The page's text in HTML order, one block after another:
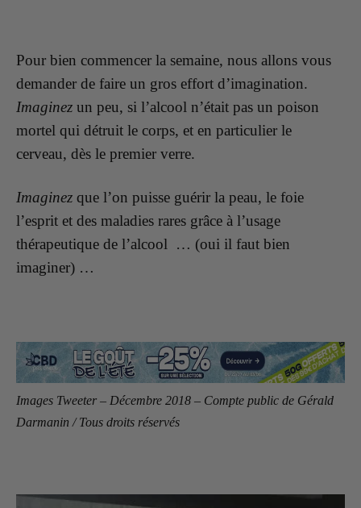
Pour bien commencer la semaine, nous allons vous
demander de faire un gros effort d’imagination.
Imaginez un peu, si l’alcool n’était pas un poison
mortel qui détruit le corps, et en particulier le
cerveau, dès le premier verre.
Imaginez que l’on puisse guérir la peau, le foie
l’esprit et des maladies rares grâce à l’usage
thérapeutique de l’alcool … (oui il faut bien
imaginer) …
Images Tweeter – Décembre 2018 – Compte public de Gérald
Darmanin / Tous droits réservés